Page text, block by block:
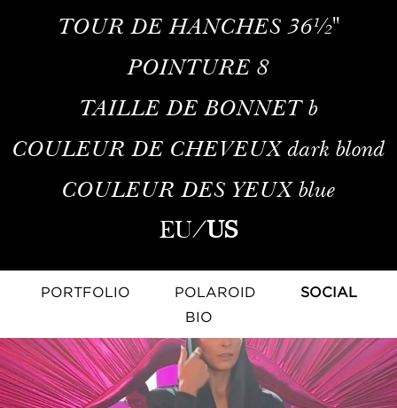
TOUR DE HANCHES36½''
POINTURE 8
TAILLE DE BONNET b
COULEUR DE CHEVEUXdark blond
COULEUR DES YEUXblue
EU/US
PORTFOLIO POLAROID
SOCIAL
BIO